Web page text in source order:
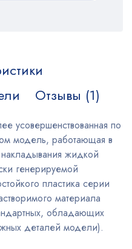
Отзывы (1)
усовершенствованная по
модель, работающая в
жидкой
генерируемой
пластика серии
материала
обладающих
деталей модели).